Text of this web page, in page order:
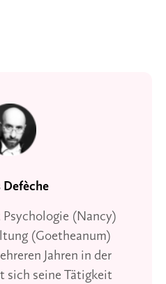
Defèche
(Nancy)
(Goetheanum)
Jahren in der
sich seine Tätigkeit